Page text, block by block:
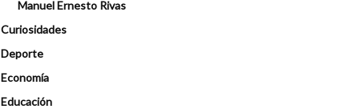
Manuel Ernesto Rivas
Curiosidades
Deporte
Economía
Educación